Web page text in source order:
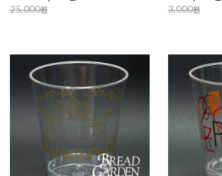
25,000원
3,000원